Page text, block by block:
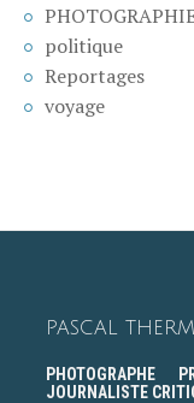
politique
Reportages
voyage
PASCAL
PHOTOGRAPHE
JOURNALISTE